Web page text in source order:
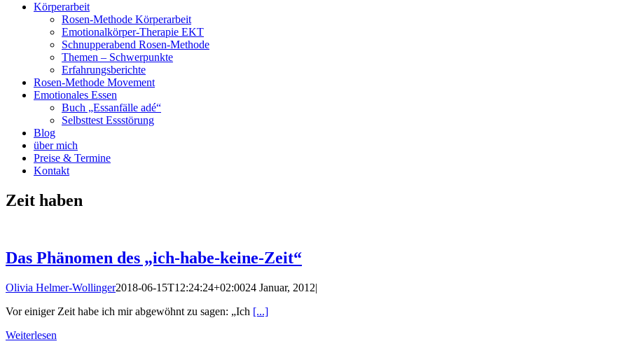
Körperarbeit
Rosen-Methode Körperarbeit
Emotionalkörper-Therapie EKT
Schnupperabend Rosen-Methode
Themen – Schwerpunkte
Erfahrungsberichte
Rosen-Methode Movement
Emotionales Essen
Buch „Essanfälle adé“
Selbsttest Essstörung
Blog
über mich
Preise & Termine
Kontakt
Zeit haben
Das Phänomen des „ich-habe-keine-Zeit“
Olivia Helmer-Wollinger2018-06-15T12:24:24+02:0024 Januar, 2012|
Vor einiger Zeit habe ich mir abgewöhnt zu sagen: „Ich [...]
Weiterlesen